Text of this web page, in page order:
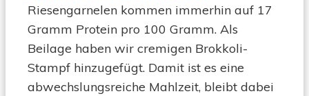
Riesengarnelen kommen immerhin auf 17
Gramm Protein pro 100 Gramm. Als
Beilage haben wir cremigen Brokkoli-
Stampf hinzugefügt. Damit ist es eine
abwechslungsreiche Mahlzeit, bleibt dabei